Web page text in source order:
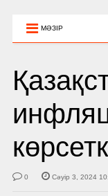
МӘЗІР
0 Сәуір 3, 2024